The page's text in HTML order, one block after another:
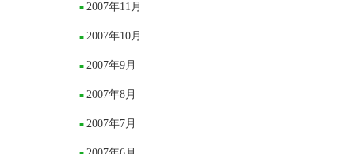
2007年11月
2007年10月
2007年9月
2007年8月
2007年7月